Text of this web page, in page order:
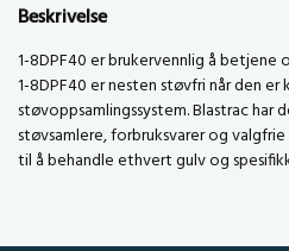
Beskrivelse
1-8DPF40 er brukervennlig å betjene
1-8DPF40 er nesten støvfri når den
støvoppsamlingssystem. Blastrac
støvsamlere, forbruksvarer og
til å behandle ethvert gulv og